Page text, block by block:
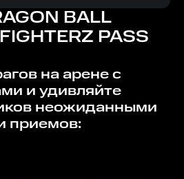
BALL
PASS
и удивляйте
неожиданными
приемов: